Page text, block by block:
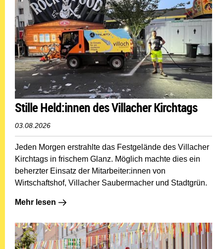
Stille Held:innen des Villacher Kirchtags
03.08.2026
Jeden Morgen erstrahlte das Festgelände des Villacher
Kirchtags in frischem Glanz. Möglich machte dies ein
beherzter Einsatz der Mitarbeiter:innen von
Wirtschaftshof, Villacher Saubermacher und Stadtgrün.
Mehr lesen: Stille Held:innen des Villacher Kirchtags
Mehr lesen